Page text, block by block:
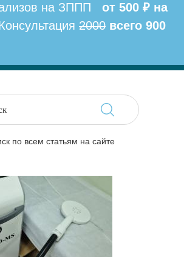
на ЗППП
от 500 ₽ на
2000 всего 900
по всем статьям на сайте